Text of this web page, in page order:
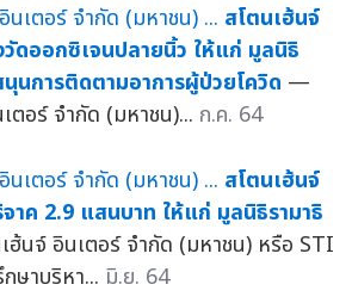
สโตนเฮ้นจ์
ดออกซิเจนปลายนิ้ว ให้แก่ มูลนิธิ
การติดตามอาการผู้ป่วยโควิด —
ตอร์ จำกัด (มหาชน)... ก.ค. 64
สโตนเฮ้นจ์
าค 2.9 แสนบาท ให้แก่ มูลนิธิรามาธิ
นจ์ อินเตอร์ จำกัด (มหาชน) หรือ STI
ษาบริหา... มิ.ย. 64